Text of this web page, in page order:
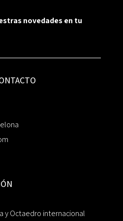
novedades en tu
y Octaedro internacional